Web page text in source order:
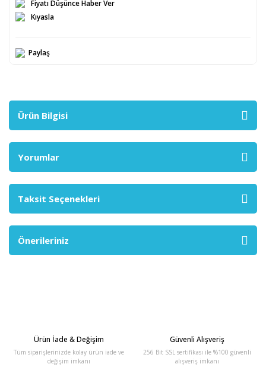
Fiyatı Düşünce Haber Ver
Kıyasla
Paylaş
Ürün Bilgisi
Yorumlar
Taksit Seçenekleri
Önerileriniz
Ürün İade & Değişim
Tüm siparişlerinizde kolay ürün iade ve
değişim imkanı
Güvenli Alışveriş
256 Bit SSL sertifikası ile %100 güvenli
alışveriş imkanı